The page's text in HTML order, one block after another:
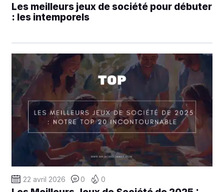
Les meilleurs jeux de société pour débuter
: les intemporels
22 avril 2026 0 0